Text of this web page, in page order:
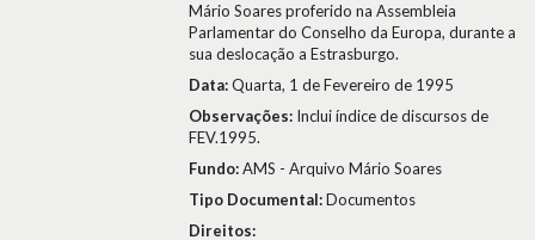
Mário Soares proferido na Assembleia
Parlamentar do Conselho da Europa, durante a
sua deslocação a Estrasburgo.
Data:Quarta, 1 de Fevereiro de 1995
Observações: Inclui índice de discursos de
FEV.1995.
Fundo:AMS - Arquivo Mário Soares
Tipo Documental:Documentos
Direitos: